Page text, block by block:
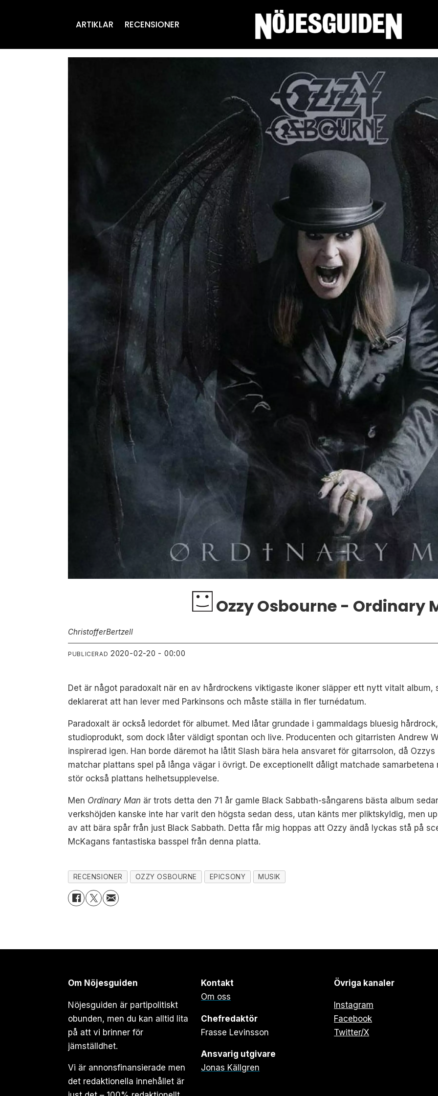
ARTIKLAR RECENSIONER
Ozzy Osbourne - Ordinary
ChristofferBertzell
PUBLICERAD 2020-02-20 - 00:00
Det är något paradoxalt när en av hårdrockens viktigaste ikoner släpper ett nytt vitalt
deklarerat att han lever med Parkinsons och måste ställa in fler turnédatum.
Paradoxalt är också ledordet för albumet. Med låtar grundade i gammaldags bluesig
studioprodukt, som dock låter väldigt spontan och live. Producenten och gitarristen Andrew
inspirerad igen. Han borde däremot ha låtit Slash bära hela ansvaret för gitarrsolon, då
matchar plattans spel på långa vägar i övrigt. De exceptionellt dåligt matchade samarbetena
stör också plattans helhetsupplevelse.
Men Ordinary Man är trots detta den 71 år gamle Black Sabbath-sångarens bästa album
verkshöjden kanske inte har varit den högsta sedan dess, utan känts mer pliktskyldig, men
av att bära spår från just Black Sabbath. Detta får mig hoppas att Ozzy ändå lyckas stå på
McKagans fantastiska basspel från denna platta.
RECENSIONER OZZY OSBOURNE EPICSONY MUSIK
Om Nöjesguiden
Nöjesguiden är partipolitiskt
obunden, men du kan alltid lita
på att vi brinner för
jämställdhet.
Vi är annonsfinansierade men
det redaktionella innehållet är
Kontakt
Om oss
Chefredaktör
Frasse Levinsson
Ansvarig utgivare
Jonas Källgren
Övriga kanaler
Instagram
Facebook
Twitter/X